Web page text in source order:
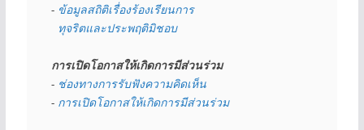
- ข้อมูลสถิติเรื่องร้องเรียนการ
  ทุจริตและประพฤติมิชอบ
การเปิดโอกาสให้เกิดการมีส่วนร่วม
- ช่องทางการรับฟังความคิดเห็น
- การเปิดโอกาสให้เกิดการมีส่วนร่วม